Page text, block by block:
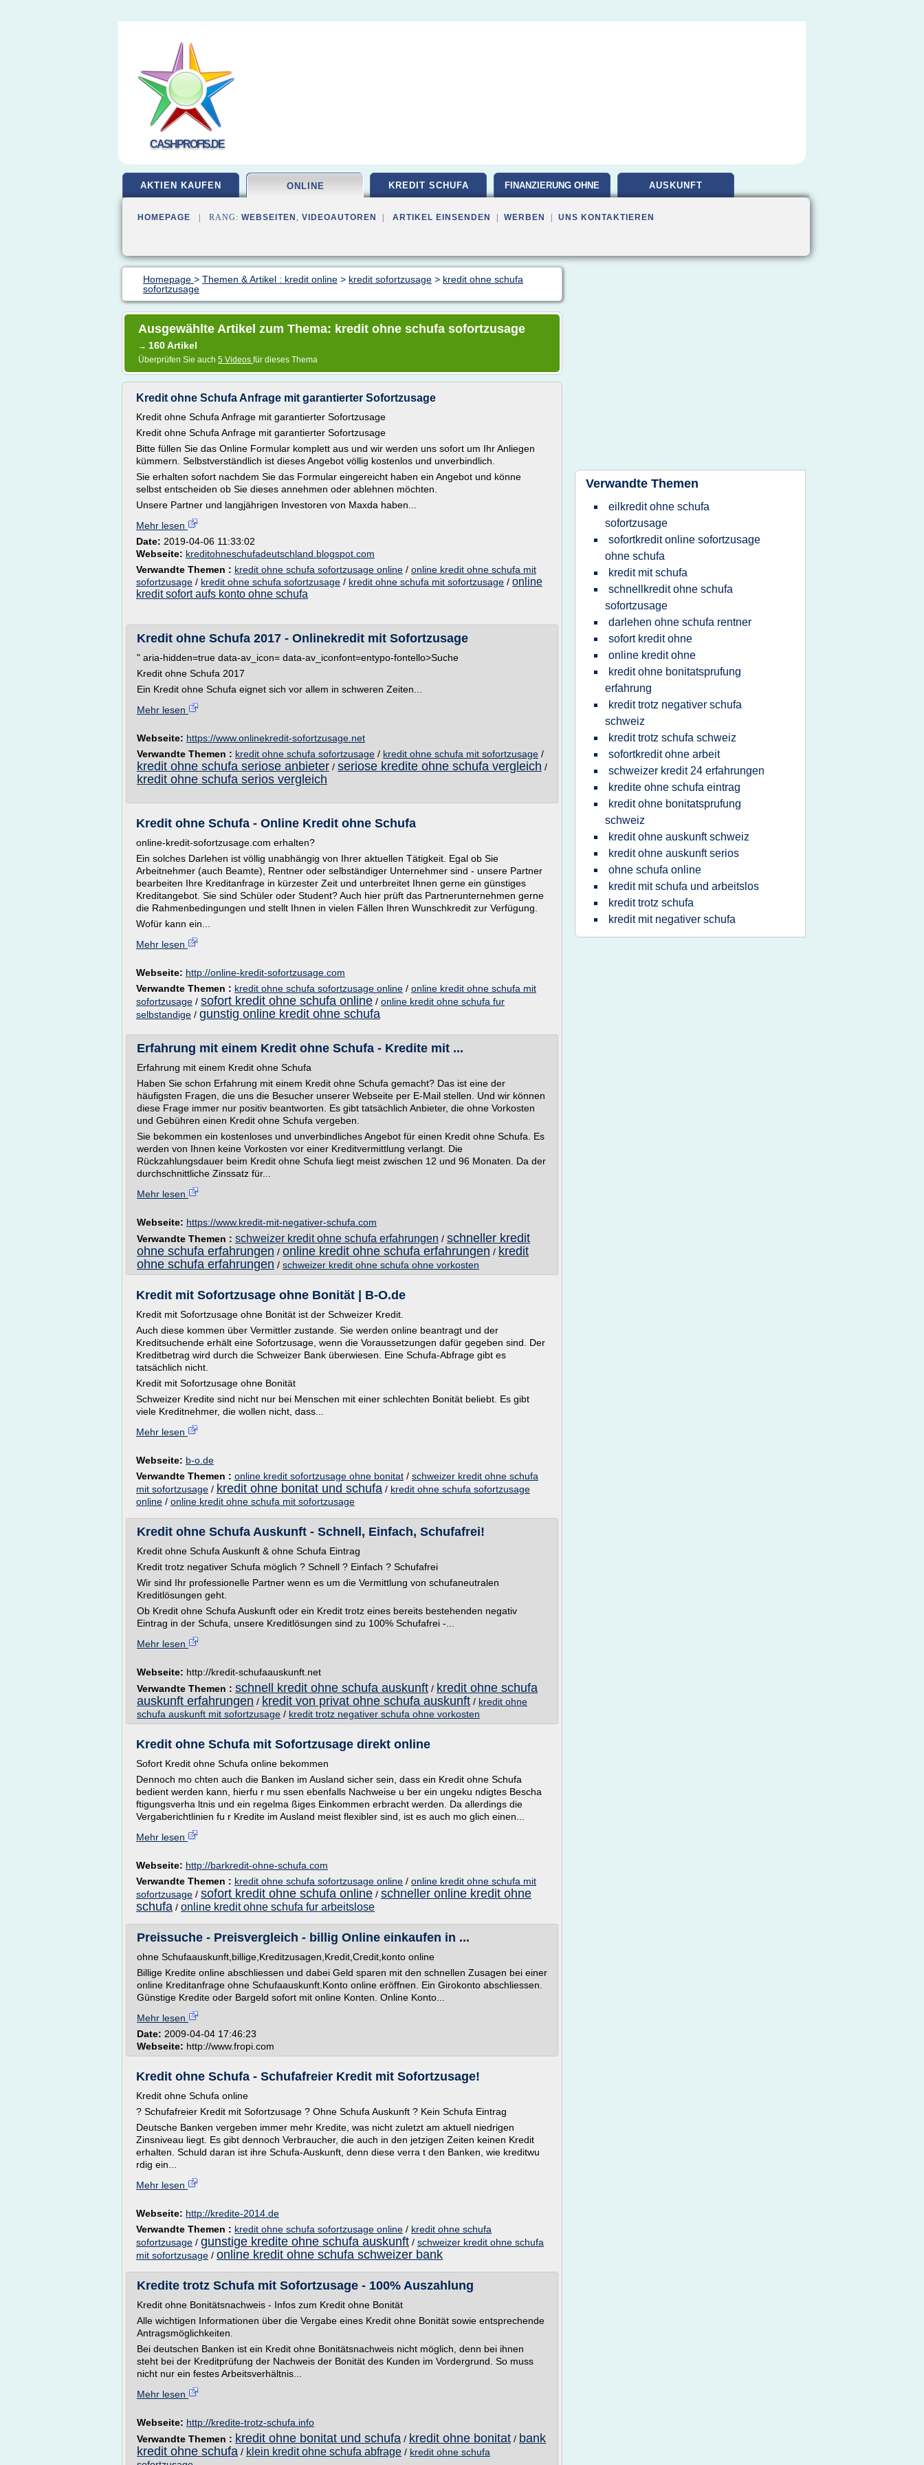
CASHPROFIS.DE
AKTIEN KAUFEN ONLINE KREDIT SCHUFA FINANZIERUNG OHNE AUSKUNFT
HOMEPAGE | RANG: WEBSEITEN , VIDEOAUTOREN ARTIKEL EINSENDEN WERBEN UNS KONTAKTIEREN
Homepage > Themen & Artikel : kredit online > kredit sofortzusage > kredit ohne schufa
sofortzusage
Ausgewählte Artikel zum Thema: kredit ohne schufa sofortzusage
→ 160 Artikel
Überprüfen Sie auch 5 Videos für dieses Thema
Kredit ohne Schufa Anfrage mit garantierter Sofortzusage
Kredit ohne Schufa Anfrage mit garantierter Sofortzusage
Kredit ohne Schufa Anfrage mit garantierter Sofortzusage
Bitte füllen Sie das Online Formular komplett aus und wir werden uns sofort um Ihr Anliegen
kümmern. Selbstverständlich ist dieses Angebot völlig kostenlos und unverbindlich.
Sie erhalten sofort nachdem Sie das Formular eingereicht haben ein Angebot und könne
selbst entscheiden ob Sie dieses annehmen oder ablehnen möchten.
Unsere Partner und langjährigen Investoren von Maxda haben...
Mehr lesen
Date: 2019-04-06 11:33:02
Webseite: kreditohneschufadeutschland.blogspot.com
Verwandte Themen : kredit ohne schufa sofortzusage online / online kredit ohne schufa mit
sofortzusage / kredit ohne schufa sofortzusage / kredit ohne schufa mit sofortzusage / online
kredit sofort aufs konto ohne schufa
Kredit ohne Schufa 2017 - Onlinekredit mit Sofortzusage
" aria-hidden=true data-av_icon= data-av_iconfont=entypo-fontello>Suche
Kredit ohne Schufa 2017
Ein Kredit ohne Schufa eignet sich vor allem in schweren Zeiten...
Mehr lesen
Webseite: https://www.onlinekredit-sofortzusage.net
Verwandte Themen : kredit ohne schufa sofortzusage / kredit ohne schufa mit sofortzusage /
kredit ohne schufa seriose anbieter / seriose kredite ohne schufa vergleich /
kredit ohne schufa serios vergleich
Kredit ohne Schufa - Online Kredit ohne Schufa
online-kredit-sofortzusage.com erhalten?
Ein solches Darlehen ist völlig unabhängig von Ihrer aktuellen Tätigkeit. Egal ob Sie
Arbeitnehmer (auch Beamte), Rentner oder selbständiger Unternehmer sind - unsere Partner
bearbeiten Ihre Kreditanfrage in kürzester Zeit und unterbreitet Ihnen gerne ein günstiges
Kreditangebot. Sie sind Schüler oder Student? Auch hier prüft das Partnerunternehmen gerne
die Rahmenbedingungen und stellt Ihnen in vielen Fällen Ihren Wunschkredit zur Verfügung.
Wofür kann ein...
Mehr lesen
Webseite: http://online-kredit-sofortzusage.com
Verwandte Themen : kredit ohne schufa sofortzusage online / online kredit ohne schufa mit
sofortzusage / sofort kredit ohne schufa online / online kredit ohne schufa fur
selbstandige / gunstig online kredit ohne schufa
Erfahrung mit einem Kredit ohne Schufa - Kredite mit ...
Erfahrung mit einem Kredit ohne Schufa
Haben Sie schon Erfahrung mit einem Kredit ohne Schufa gemacht? Das ist eine der
häufigsten Fragen, die uns die Besucher unserer Webseite per E-Mail stellen. Und wir können
diese Frage immer nur positiv beantworten. Es gibt tatsächlich Anbieter, die ohne Vorkosten
und Gebühren einen Kredit ohne Schufa vergeben.
Sie bekommen ein kostenloses und unverbindliches Angebot für einen Kredit ohne Schufa. Es
werden von Ihnen keine Vorkosten vor einer Kreditvermittlung verlangt. Die
Rückzahlungsdauer beim Kredit ohne Schufa liegt meist zwischen 12 und 96 Monaten. Da der
durchschnittliche Zinssatz für...
Mehr lesen
Webseite: https://www.kredit-mit-negativer-schufa.com
Verwandte Themen : schweizer kredit ohne schufa erfahrungen / schneller kredit
ohne schufa erfahrungen / online kredit ohne schufa erfahrungen / kredit
ohne schufa erfahrungen / schweizer kredit ohne schufa ohne vorkosten
Kredit mit Sofortzusage ohne Bonität | B-O.de
Kredit mit Sofortzusage ohne Bonität ist der Schweizer Kredit.
Auch diese kommen über Vermittler zustande. Sie werden online beantragt und der
Kreditsuchende erhält eine Sofortzusage, wenn die Voraussetzungen dafür gegeben sind. Der
Kreditbetrag wird durch die Schweizer Bank überwiesen. Eine Schufa-Abfrage gibt es
tatsächlich nicht.
Kredit mit Sofortzusage ohne Bonität
Schweizer Kredite sind nicht nur bei Menschen mit einer schlechten Bonität beliebt. Es gibt
viele Kreditnehmer, die wollen nicht, dass...
Mehr lesen
Webseite: b-o.de
Verwandte Themen : online kredit sofortzusage ohne bonitat / schweizer kredit ohne schufa
mit sofortzusage / kredit ohne bonitat und schufa / kredit ohne schufa sofortzusage
online / online kredit ohne schufa mit sofortzusage
Kredit ohne Schufa Auskunft - Schnell, Einfach, Schufafrei!
Kredit ohne Schufa Auskunft & ohne Schufa Eintrag
Kredit trotz negativer Schufa möglich ? Schnell ? Einfach ? Schufafrei
Wir sind Ihr professionelle Partner wenn es um die Vermittlung von schufaneutralen
Kreditlösungen geht.
Ob Kredit ohne Schufa Auskunft oder ein Kredit trotz eines bereits bestehenden negativ
Eintrag in der Schufa, unsere Kreditlösungen sind zu 100% Schufafrei -...
Mehr lesen
Webseite: http://kredit-schufaauskunft.net
Verwandte Themen : schnell kredit ohne schufa auskunft / kredit ohne schufa
auskunft erfahrungen / kredit von privat ohne schufa auskunft / kredit ohne
schufa auskunft mit sofortzusage / kredit trotz negativer schufa ohne vorkosten
Kredit ohne Schufa mit Sofortzusage direkt online
Sofort Kredit ohne Schufa online bekommen
Dennoch mo chten auch die Banken im Ausland sicher sein, dass ein Kredit ohne Schufa
bedient werden kann, hierfu r mu ssen ebenfalls Nachweise u ber ein ungeku ndigtes Bescha
ftigungsverha ltnis und ein regelma ßiges Einkommen erbracht werden. Da allerdings die
Vergaberichtlinien fu r Kredite im Ausland meist flexibler sind, ist es auch mo glich einen...
Mehr lesen
Webseite: http://barkredit-ohne-schufa.com
Verwandte Themen : kredit ohne schufa sofortzusage online / online kredit ohne schufa mit
sofortzusage / sofort kredit ohne schufa online / schneller online kredit ohne
schufa / online kredit ohne schufa fur arbeitslose
Preissuche - Preisvergleich - billig Online einkaufen in ...
ohne Schufaauskunft,billige,Kreditzusagen,Kredit,Credit,konto online
Billige Kredite online abschliessen und dabei Geld sparen mit den schnellen Zusagen bei einer
online Kreditanfrage ohne Schufaauskunft.Konto online eröffnen. Ein Girokonto abschliessen.
Günstige Kredite oder Bargeld sofort mit online Konten. Online Konto...
Mehr lesen
Date: 2009-04-04 17:46:23
Webseite: http://www.fropi.com
Kredit ohne Schufa - Schufafreier Kredit mit Sofortzusage!
Kredit ohne Schufa online
? Schufafreier Kredit mit Sofortzusage ? Ohne Schufa Auskunft ? Kein Schufa Eintrag
Deutsche Banken vergeben immer mehr Kredite, was nicht zuletzt am aktuell niedrigen
Zinsniveau liegt. Es gibt dennoch Verbraucher, die auch in den jetzigen Zeiten keinen Kredit
erhalten. Schuld daran ist ihre Schufa-Auskunft, denn diese verra t den Banken, wie kreditwu
rdig ein...
Mehr lesen
Webseite: http://kredite-2014.de
Verwandte Themen : kredit ohne schufa sofortzusage online / kredit ohne schufa
sofortzusage / gunstige kredite ohne schufa auskunft / schweizer kredit ohne schufa
mit sofortzusage / online kredit ohne schufa schweizer bank
Kredite trotz Schufa mit Sofortzusage - 100% Auszahlung
Kredit ohne Bonitätsnachweis - Infos zum Kredit ohne Bonität
Alle wichtigen Informationen über die Vergabe eines Kredit ohne Bonität sowie entsprechende
Antragsmöglichkeiten.
Bei deutschen Banken ist ein Kredit ohne Bonitätsnachweis nicht möglich, denn bei ihnen
steht bei der Kreditprüfung der Nachweis der Bonität des Kunden im Vordergrund. So muss
nicht nur ein festes Arbeitsverhältnis...
Mehr lesen
Webseite: http://kredite-trotz-schufa.info
Verwandte Themen : kredit ohne bonitat und schufa / kredit ohne bonitat / bank
kredit ohne schufa / klein kredit ohne schufa abfrage / kredit ohne schufa
Verwandte Themen
eilkredit ohne schufa
sofortzusage
sofortkredit online sofortzusage
ohne schufa
kredit mit schufa
schnellkredit ohne schufa
sofortzusage
darlehen ohne schufa rentner
sofort kredit ohne
online kredit ohne
kredit ohne bonitatsprufung
erfahrung
kredit trotz negativer schufa
schweiz
kredit trotz schufa schweiz
sofortkredit ohne arbeit
schweizer kredit 24 erfahrungen
kredite ohne schufa eintrag
kredit ohne bonitatsprufung
schweiz
kredit ohne auskunft schweiz
kredit ohne auskunft serios
ohne schufa online
kredit mit schufa und arbeitslos
kredit trotz schufa
kredit mit negativer schufa